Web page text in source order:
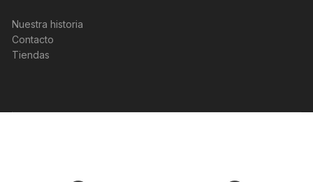
Nuestra historia
Contacto
Tiendas